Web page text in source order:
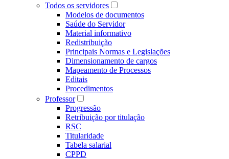
Todos os servidores
Modelos de documentos
Saúde do Servidor
Material informativo
Redistribuição
Principais Normas e Legislações
Dimensionamento de cargos
Mapeamento de Processos
Editais
Procedimentos
Professor
Progressão
Retribuição por titulação
RSC
Titularidade
Tabela salarial
CPPD